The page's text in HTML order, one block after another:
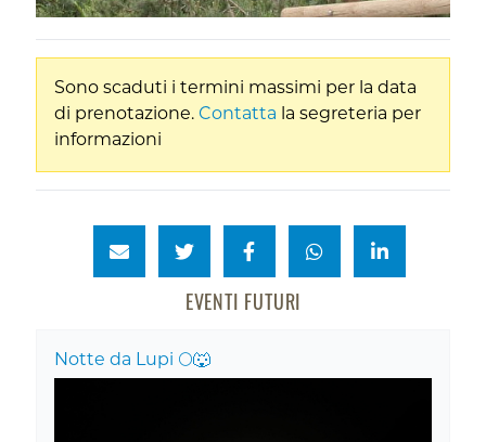
Sono scaduti i termini massimi per la data
di prenotazione.Contatta la segreteria per
informazioni
EVENTI FUTURI
Notte da Lupi 🌕🐺